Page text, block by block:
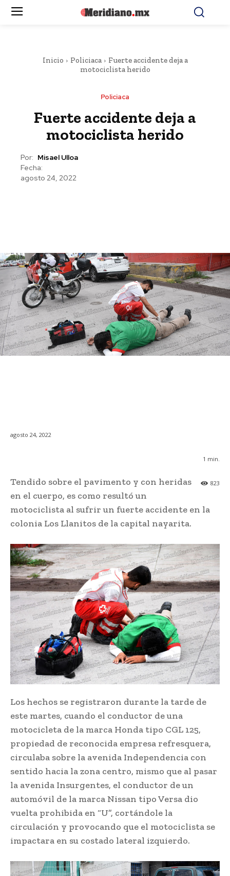
Inicio Policiaca
Fuerte accidente deja a
motociclista herido
Policiaca
Fuerte accidente deja a
motociclista herido
Por: Misael Ulloa
Fecha:
agosto 24, 2022
agosto 24, 2022
1 min.
823
Tendido sobre el pavimento y con heridas
en el cuerpo, es como resultó un
motociclista al sufrir un fuerte accidente en la
colonia Los Llanitos de la capital nayarita.
Los hechos se registraron durante la tarde de
este martes, cuando el conductor de una
motocicleta de la marca Honda tipo CGL 125,
propiedad de reconocida empresa refresquera,
circulaba sobre la avenida Independencia con
sentido hacia la zona centro, mismo que al pasar
la avenida Insurgentes, el conductor de un
automóvil de la marca Nissan tipo Versa dio
vuelta prohibida en “U”, cortándole la
circulación y provocando que el motociclista se
impactara en su costado lateral izquierdo.